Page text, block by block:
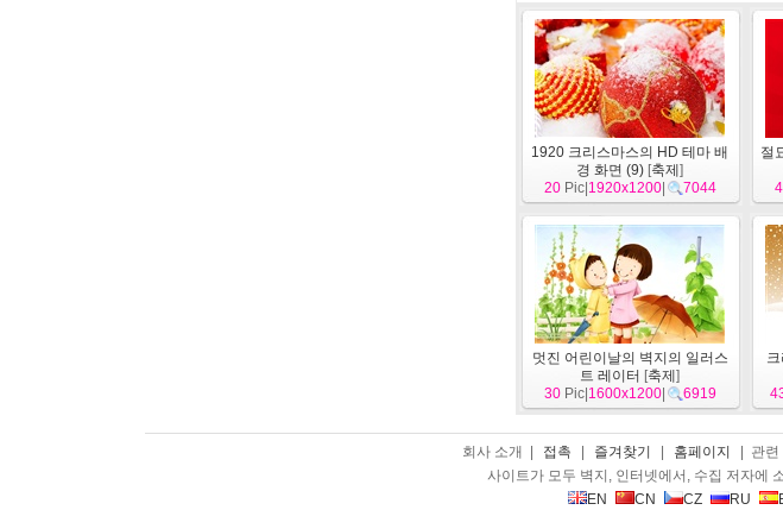
1920 크리스마스의 HD 테마 배
경 화면 (9) [축제 ]
20Pic| 1920x1200| 7044
절
멋진 어린이날의 벽지의 일러스
트 레이터 [축제 ]
30Pic| 1600x1200| 6919
회사 소개 | 접촉 즐겨찾기 홈페이지 | 관련
사이트가 모두 벽지, 인터넷에서, 수집 저자에
EN
CN CZ RU